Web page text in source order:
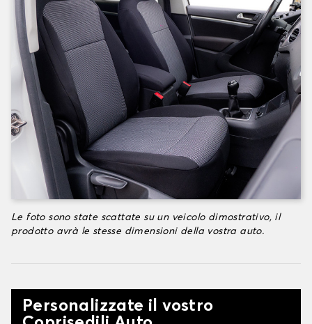
Le foto sono state scattate su un veicolo dimostrativo, il
prodotto avrà le stesse dimensioni della vostra auto.
Personalizzate il vostro